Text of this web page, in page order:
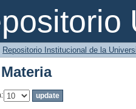
Repositorio Institucional de la